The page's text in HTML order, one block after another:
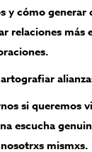
y cómo generar
relaciones más
si queremos
escucha
mismxs.